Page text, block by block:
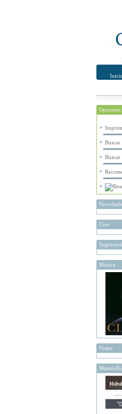
Opciones
Buscar
Cine
Música
Viajes